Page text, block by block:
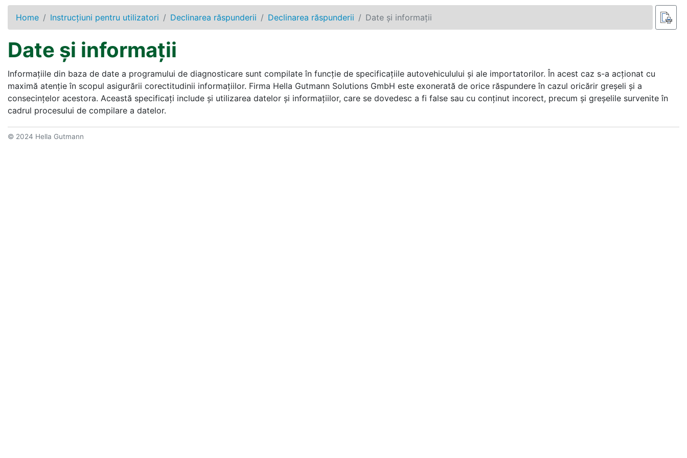
Home Instrucţiuni pentru utilizatori Declinarea răspunderii Declinarea răspunderii Date şi informaţii
Date şi informaţii
Informaţiile din baza de date a programului de diagnosticare sunt compilate în funcţie de specificaţiile autovehiculului şi ale importatorilor. În acest caz s-a acţionat cu
maximă atenţie în scopul asigurării corectitudinii informaţiilor. Firma Hella Gutmann Solutions GmbH este exonerată de orice răspundere în cazul oricărir greşeli şi a
consecinţelor acestora. Această specificaţi include şi utilizarea datelor şi informaţiilor, care se dovedesc a fi false sau cu conţinut incorect, precum şi greşelile survenite în
cadrul procesului de compilare a datelor.
© 2024 Hella Gutmann